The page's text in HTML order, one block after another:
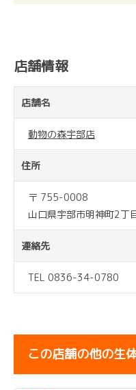
店舗情報
店舗名
動物の森宇部店
住所
〒 755-0008
山口県宇部市明神町2
連絡先
TEL 0836-34-0780
この店舗の他の生